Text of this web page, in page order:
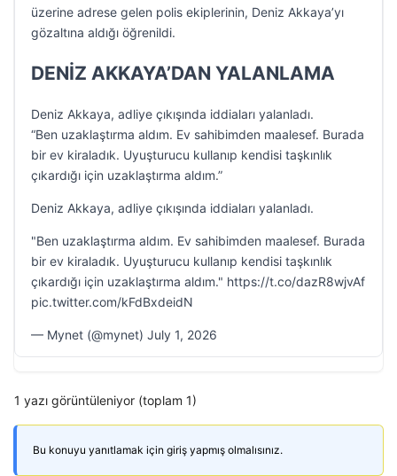
üzerine adrese gelen polis ekiplerinin, Deniz Akkaya’yı
gözaltına aldığı öğrenildi.
DENİZ AKKAYA’DAN YALANLAMA
Deniz Akkaya, adliye çıkışında iddiaları yalanladı.
“Ben uzaklaştırma aldım. Ev sahibimden maalesef. Burada
bir ev kiraladık. Uyuşturucu kullanıp kendisi taşkınlık
çıkardığı için uzaklaştırma aldım.”
Deniz Akkaya, adliye çıkışında iddiaları yalanladı.
"Ben uzaklaştırma aldım. Ev sahibimden maalesef. Burada
bir ev kiraladık. Uyuşturucu kullanıp kendisi taşkınlık
çıkardığı için uzaklaştırma aldım." https://t.co/dazR8wjvAf
pic.twitter.com/kFdBxdeidN
— Mynet (@mynet) July 1, 2026
1 yazı görüntüleniyor (toplam 1)
Bu konuyu yanıtlamak için giriş yapmış olmalısınız.